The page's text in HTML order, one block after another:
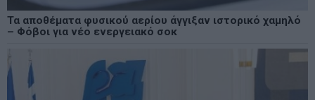
Τα αποθέματα φυσικού αερίου άγγιξαν ιστορικό χαμηλό
– Φόβοι για νέο ενεργειακό σοκ